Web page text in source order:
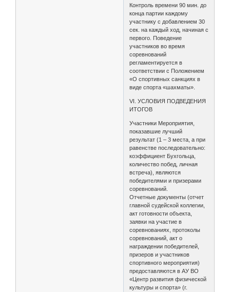
Контроль времени 90 мин. до
конца партии каждому
участнику с добавлением 30
сек. на каждый ход, начиная с
первого. Поведение
участников во время
соревнований
регламентируется в
соответствии с Положением
«О спортивных санкциях в
виде спорта «шахматы».
VI. УСЛОВИЯ ПОДВЕДЕНИЯ
ИТОГОВ
Участники Мероприятия,
показавшие лучший
результат (1 – 3 места, а при
равенстве последовательно:
коэффициент Бухгольца,
количество побед, личная
встреча), являются
победителями и призерами
соревнований.
Отчетные документы (отчет
главной судейской коллегии,
акт готовности объекта,
заявки на участие в
соревнованиях, протоколы
соревнований, акт о
награждении победителей,
призеров и участников
спортивного мероприятия)
предоставляются в АУ ВО
«Центр развития физической
культуры и спорта» (г.